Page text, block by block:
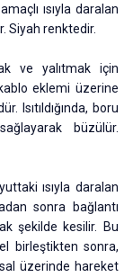
ısıyla daralan
Siyah renktedir.
ve yalıtmak için
eklemi üzerine
Isıtıldığında, boru
büzülür.
ısıyla daralan
sonra bağlantı
şekilde kesilir. Bu
birleştikten sonra,
üzerinde hareket